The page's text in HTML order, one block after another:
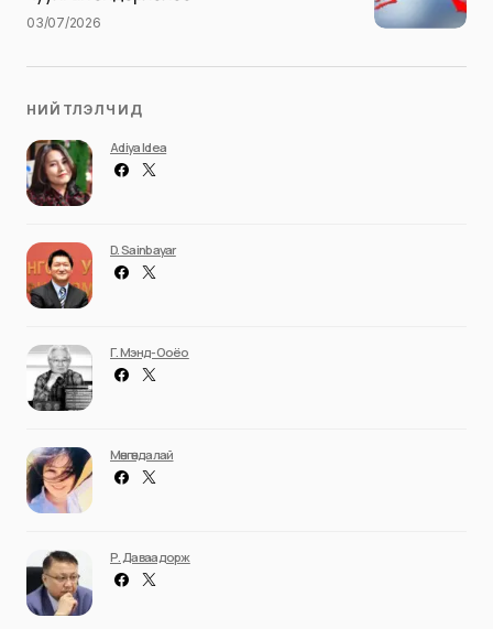
03/07/2026
НИЙТЛЭЛЧИД
Adiya Idea
D. Sainbayar
Г. Мэнд-Ооёо
Мөнгөндалай
Р. Даваадорж